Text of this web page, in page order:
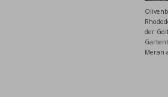
der
Meran